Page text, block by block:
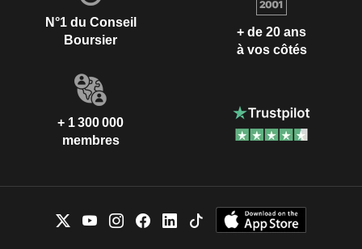
N°1 du Conseil
Boursier
+ de 20 ans
à vos côtés
+ 1 300 000
membres